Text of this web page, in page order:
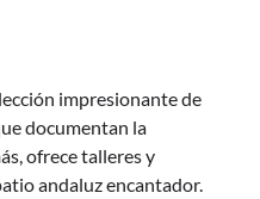
impresionante de
documentan la
ofrece talleres y
andaluz encantador.